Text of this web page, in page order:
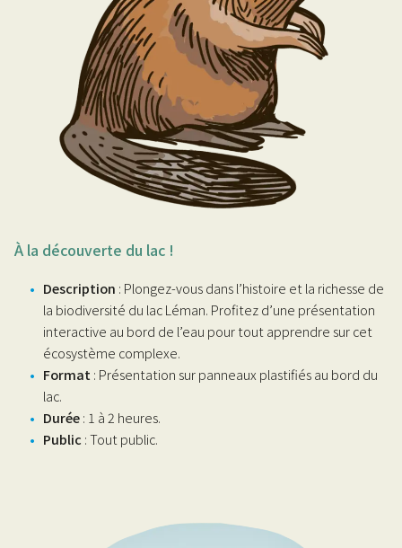
À la découverte du lac !
Description : Plongez-vous dans l’histoire et la richesse de
la biodiversité du lac Léman. Profitez d’une présentation
interactive au bord de l’eau pour tout apprendre sur cet
écosystème complexe.
Format: Présentation sur panneaux plastifiés au bord du
lac.
Durée: 1 à 2 heures.
Public : Tout public.